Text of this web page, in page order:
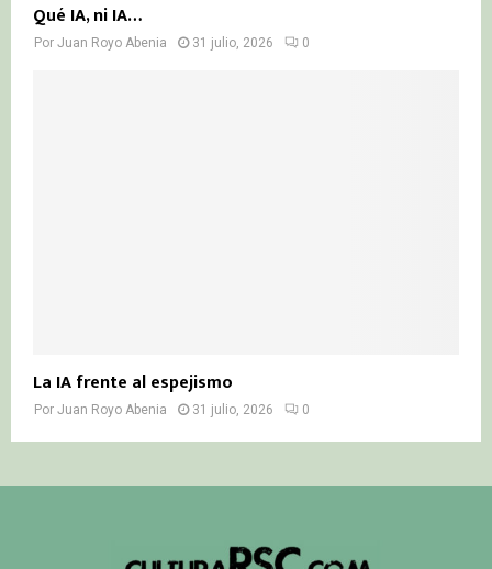
Qué IA, ni IA…
Por Juan Royo Abenia 31 julio, 2026 0
La IA frente al espejismo
Por Juan Royo Abenia 31 julio, 2026 0